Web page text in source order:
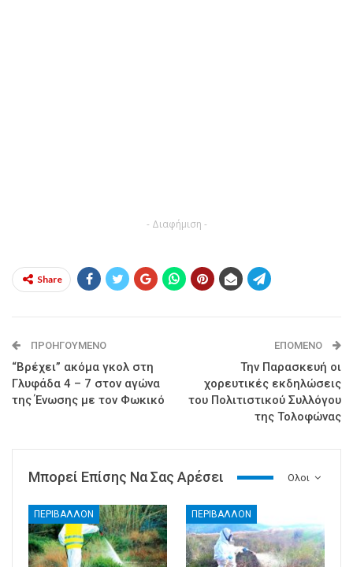
- Διαφήμιση -
Share
ΠΡΟΗΓΟΎΜΕΝΟ
“Βρέχει” ακόμα γκολ στη
Γλυφάδα 4 – 7 στον αγώνα
της Ένωσης με τον Φωκικό
ΕΠΌΜΕΝΟ
Την Παρασκευή οι
χορευτικές εκδηλώσεις
του Πολιτιστικού Συλλόγου
της Τολοφώνας
Ολοι
Μπορεί Επίσης Να Σας Αρέσει
ΠΕΡΙΒΑΛΛΟΝ ΠΕΡΙΒΑΛΛΟΝ